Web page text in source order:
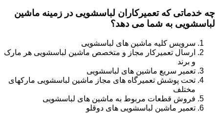
چه خدماتی که تعمیرکاران لباسشویی در زمینه ماشین
لباسشویی به شما می دهد؟
سرویس کلیه ماشین های لباسشویی
ارسال تعمیرکار مجاز و متخصص ماشین لباسشویی هر مارک
و برند
تعمیر سریع ماشین های لباسشویی
تحت پوشش تعمیرگاه های مجاز ماشین لباسشویی مارکهای
مختلف
فروش قطعات مربوط به ماشین های لباسشویی
تعمیر ماشین لباسشویی های دوقلو